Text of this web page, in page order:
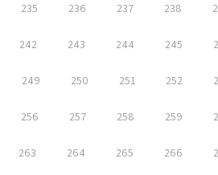
235 236 237 238
242 243 244 245
249 250 251 252
256 257 258 259
263 264 265 266